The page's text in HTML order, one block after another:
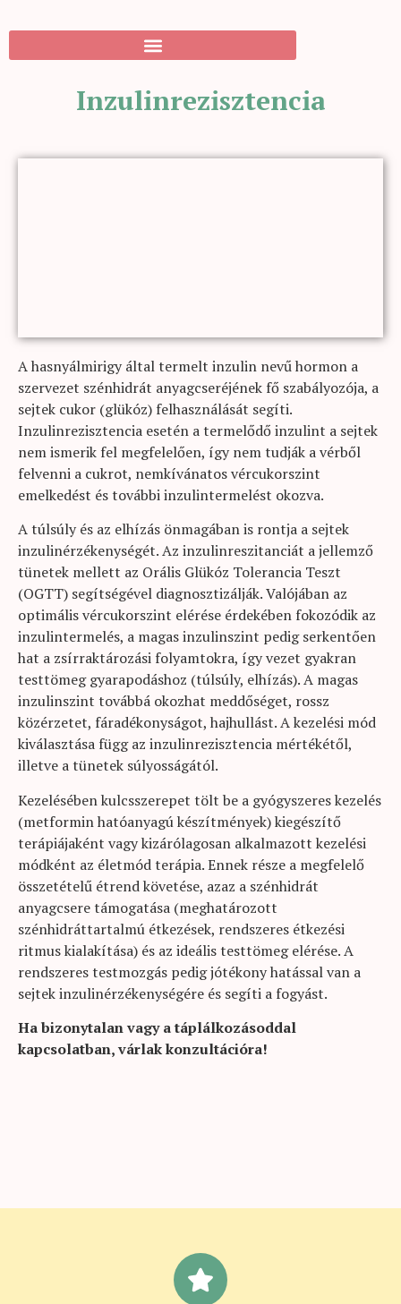
Inzulinrezisztencia
A hasnyálmirigy által termelt inzulin nevű hormon a
szervezet szénhidrát anyagcseréjének fő szabályozója, a
sejtek cukor (glükóz) felhasználását segíti.
Inzulinrezisztencia esetén a termelődő inzulint a sejtek
nem ismerik fel megfelelően, így nem tudják a vérből
felvenni a cukrot, nemkívánatos vércukorszint
emelkedést és további inzulintermelést okozva.
A túlsúly és az elhízás önmagában is rontja a sejtek
inzulinérzékenységét. Az inzulinreszitanciát a jellemző
tünetek mellett az Orális Glükóz Tolerancia Teszt
(OGTT) segítségével diagnosztizálják. Valójában az
optimális vércukorszint elérése érdekében fokozódik az
inzulintermelés, a magas inzulinszint pedig serkentően
hat a zsírraktározási folyamtokra, így vezet gyakran
testtömeg gyarapodáshoz (túlsúly, elhízás). A magas
inzulinszint továbbá okozhat meddőséget, rossz
közérzetet, fáradékonyságot, hajhullást. A kezelési mód
kiválasztása függ az inzulinrezisztencia mértékétől,
illetve a tünetek súlyosságától.
Kezelésében kulcsszerepet tölt be a gyógyszeres kezelés
(metformin hatóanyagú készítmények) kiegészítő
terápiájaként vagy kizárólagosan alkalmazott kezelési
módként az életmód terápia. Ennek része a megfelelő
összetételű étrend követése, azaz a szénhidrát
anyagcsere támogatása (meghatározott
szénhidráttartalmú étkezések, rendszeres étkezési
ritmus kialakítása) és az ideális testtömeg elérése. A
rendszeres testmozgás pedig jótékony hatással van a
sejtek inzulinérzékenységére és segíti a fogyást.
Ha bizonytalan vagy a táplálkozásoddal
kapcsolatban, várlak konzultációra!